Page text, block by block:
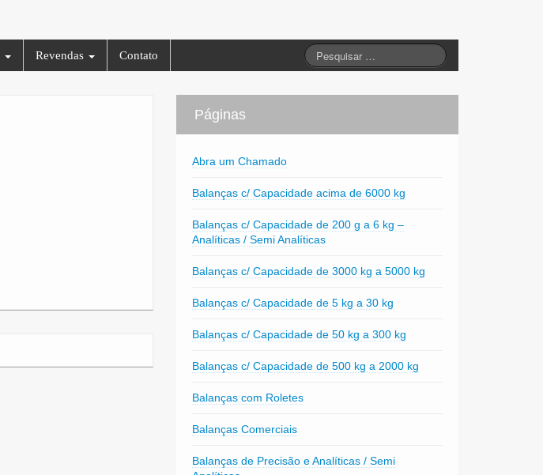
Revendas Contato
Páginas
Abra um Chamado
Balanças c/ Capacidade acima de 6000 kg
Balanças c/ Capacidade de 200 g a 6 kg –
Analíticas / Semi Analíticas
Balanças c/ Capacidade de 3000 kg a 5000 kg
Balanças c/ Capacidade de 5 kg a 30 kg
Balanças c/ Capacidade de 50 kg a 300 kg
Balanças c/ Capacidade de 500 kg a 2000 kg
Balanças com Roletes
Balanças Comerciais
Balanças de Precisão e Analíticas / Semi